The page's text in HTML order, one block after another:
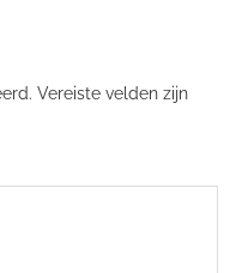
Vereiste velden zijn